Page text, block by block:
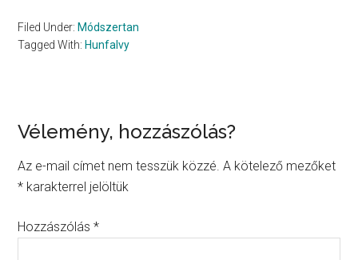
Filed Under: Módszertan
Tagged With: Hunfalvy
Reader
Interactions
Vélemény, hozzászólás?
Az e-mail címet nem tesszük közzé. A kötelező mezőket
* karakterrel jelöltük
Hozzászólás*